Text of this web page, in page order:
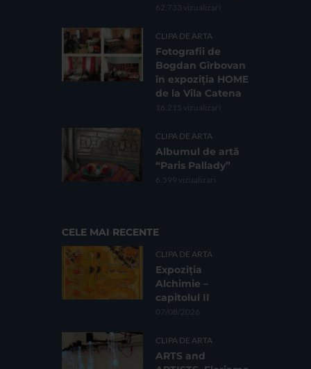
62.733 vizualizari
CLIPA DE ARTA
Fotografii de
Bogdan Gîrbovan
în expoziția HOME
de la Vila Catena
16.215 vizualizari
CLIPA DE ARTA
Albumul de artă
“Paris Pallady”
6.599 vizualizari
CELE MAI RECENTE
CLIPA DE ARTA
Expoziția
Alchimie –
capitolul II
07/08/2026
CLIPA DE ARTA
ARTS and